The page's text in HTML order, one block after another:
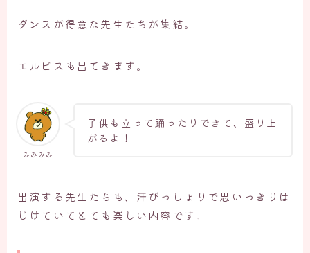
ダンスが得意な先生たちが集結。
エルビスも出てきます。
みみみみ
子供も立って踊ったりできて、盛り上
がるよ！
出演する先生たちも、汗びっしょりで思いっきりは
じけていてとても楽しい内容です。